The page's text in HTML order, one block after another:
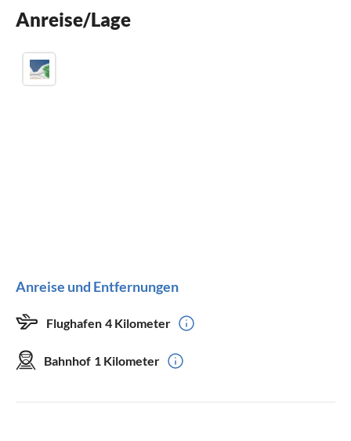
Anreise/Lage
Anreise und Entfernungen
Flughafen 4 Kilometer
Bahnhof 1 Kilometer